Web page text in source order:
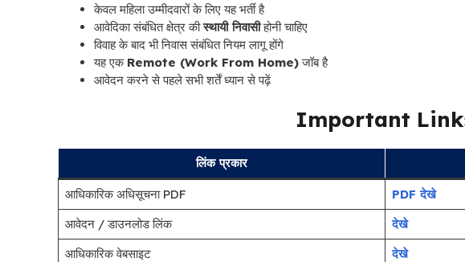
केवल महिला उम्मीदवारों के लिए यह भर्ती है
आवेदिका संबंधित क्षेत्र कीस्थायी निवासीहोनी चाहिए
विवाह के बाद भी निवास संबंधित नियम लागू होंगे
यह एक Remote (Work From Home)जॉब है
आवेदन करने से पहले सभी शर्तें ध्यान से पढ़ें
Important
लिंक प्रकार
आधिकारिक अधिसूचना PDF
PDF देखे
आवेदन / डाउनलोड लिंक
देखे
आधिकारिक वेबसाइट
देखे